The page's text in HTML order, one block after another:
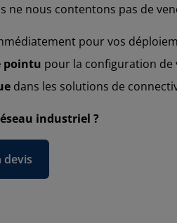
ne nous contentons pas de
pour vos
pointu pour la configuration de
dans les solutions de
industriel ?
devis